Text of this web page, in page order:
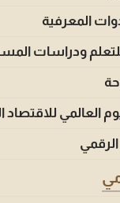
المعرفية
للتعلم ودراسات
العالمي للاقتصاد